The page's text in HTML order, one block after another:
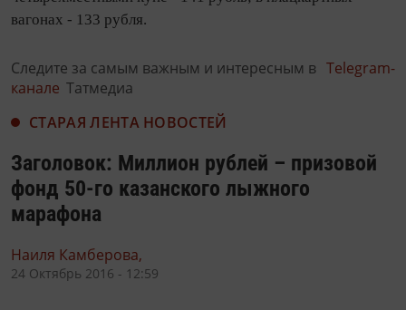
вагонах - 133 рубля.
Следите за самым важным и интересным в Telegram-
канале Татмедиа
СТАРАЯ ЛЕНТА НОВОСТЕЙ
Заголовок: Миллион рублей – призовой
фонд 50-го казанского лыжного
марафона
Наиля Камберова,
24 Октябрь 2016 - 12:59